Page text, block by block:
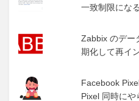
一致制限にな
Zabbix のデー
期化して再イ
Facebook
Pixel 同時に